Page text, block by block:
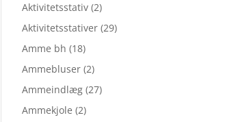
Aktivitetsstativ (2)
Aktivitetsstativer (29)
Amme bh (18)
Ammebluser (2)
Ammeindlæg (27)
Ammekjole (2)